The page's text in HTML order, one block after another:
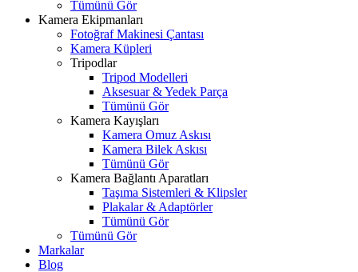
Tümünü Gör
Kamera Ekipmanları
Fotoğraf Makinesi Çantası
Kamera Küpleri
Tripodlar
Tripod Modelleri
Aksesuar & Yedek Parça
Tümünü Gör
Kamera Kayışları
Kamera Omuz Askısı
Kamera Bilek Askısı
Tümünü Gör
Kamera Bağlantı Aparatları
Taşıma Sistemleri & Klipsler
Plakalar & Adaptörler
Tümünü Gör
Tümünü Gör
Markalar
Blog